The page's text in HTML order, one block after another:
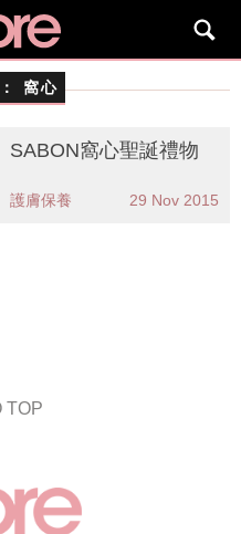
窩心
SABON窩心聖誕禮物
護膚保養 29 Nov 2015
TOP